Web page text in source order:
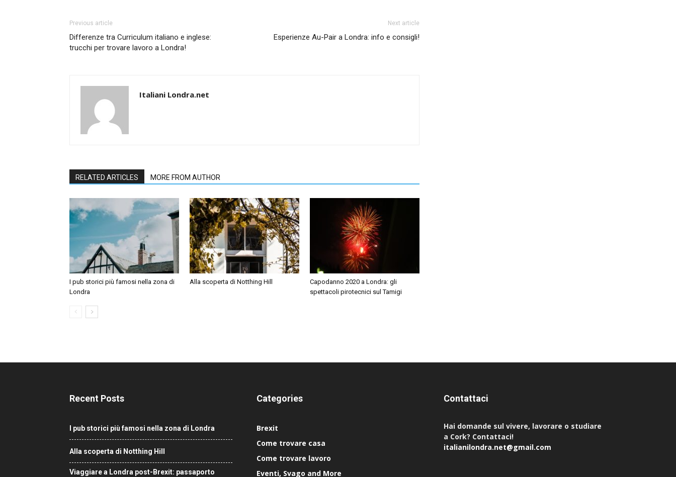
Previous article
Differenze tra Curriculum italiano e inglese:
trucchi per trovare lavoro a Londra!
Next article
Esperienze Au-Pair a Londra: info e consigli!
Italiani Londra.net
RELATED ARTICLES MORE FROM AUTHOR
I pub storici più famosi nella zona di
Londra
Alla scoperta di Notthing Hill
Capodanno 2020 a Londra: gli
spettacoli pirotecnici sul Tamigi
Recent Posts
I pub storici più famosi nella zona di Londra
Alla scoperta di Notthing Hill
Viaggiare a Londra post-Brexit: passaporto
Categories
Brexit
Come trovare casa
Come trovare lavoro
Eventi, Svago and More
Contattaci
Hai domande sul vivere, lavorare o studiare
a Cork? Contattaci!
italianilondra.net@gmail.com